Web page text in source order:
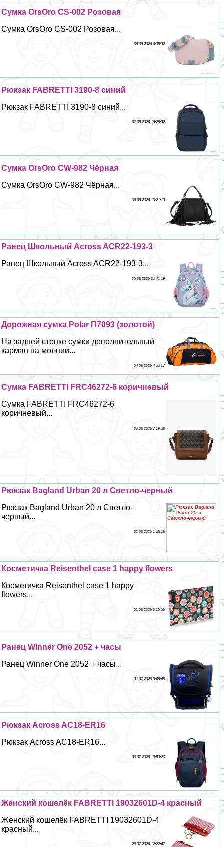
Сумка OrsOro CS-002 Розовая
Сумка OrsOro CS-002 Розовая...
08 08 2026 6:35:32
Рюкзак FABRETTI 3190-8 синий
Рюкзак FABRETTI 3190-8 синий...
07 08 2026 16:25:32
Сумка OrsOro CW-982 Чёрная
Сумка OrsOro CW-982 Чёрная...
06 08 2026 10:21:13
Ранец Школьный Across ACR22-193-3
Ранец Школьный Across ACR22-193-3...
05 08 2026 23:41:19
Дорожная сумка Polar П7093 (золотой)
На задней стенке сумки дополнительный
карман на молнии...
04 08 2026 4:33:17
Сумка FABRETTI FRC46272-6 коричневый
Сумка FABRETTI FRC46272-6
коричневый...
03 08 2026 7:19:38
Рюкзак Bagland Urban 20 л Светло-черный
Рюкзак Bagland Urban 20 л Светло-
черный...
02 08 2026 1:38:18
Косметичка Reisenthel case 1 happy flowers
Косметичка Reisenthel case 1 happy
flowers...
01 08 2026 0:16:56
Ранец Winner One 2052 + часы
Ранец Winner One 2052 + часы...
31 07 2026 3:48:45
Рюкзак Across AC18-ER16
Рюкзак Across AC18-ER16...
30 07 2026 19:53:20
Женский кошелёк FABRETTI 19032601D-4 красный
Женский кошелёк FABRETTI 19032601D-4
красный...
29 07 2026 12:22:47